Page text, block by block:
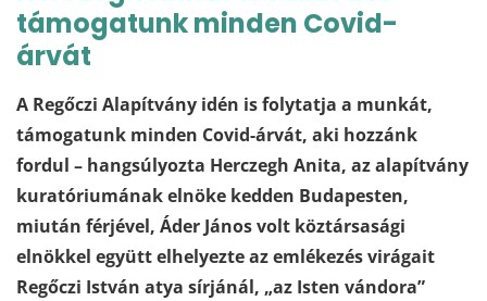
támogatunk minden Covid-
árvát
A Regőczi Alapítvány idén is folytatja a munkát,
támogatunk minden Covid-árvát, aki hozzánk
fordul – hangsúlyozta Herczegh Anita, az alapítvány
kuratóriumának elnöke kedden Budapesten,
miután férjével, Áder János volt köztársasági
elnökkel együtt elhelyezte az emlékezés virágait
Regőczi István atya sírjánál, „az Isten vándora”